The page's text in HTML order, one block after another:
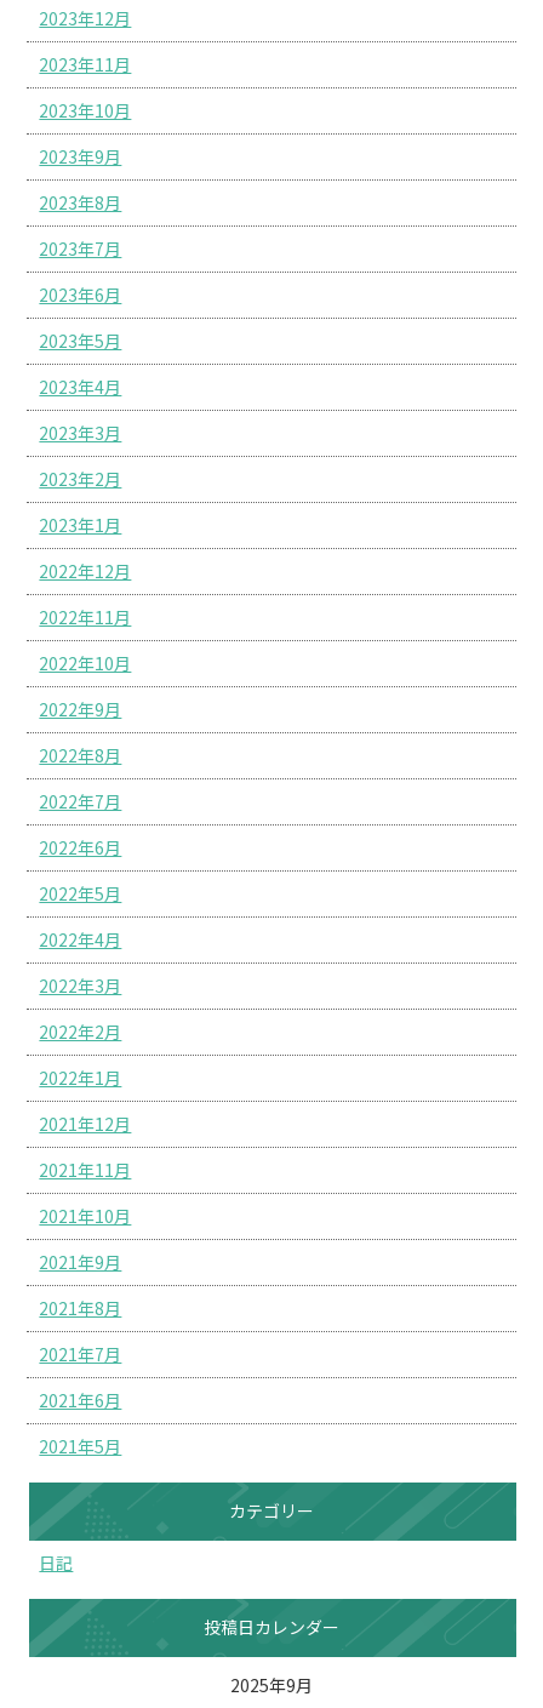
2023年12月
2023年11月
2023年10月
2023年9月
2023年8月
2023年7月
2023年6月
2023年5月
2023年4月
2023年3月
2023年2月
2023年1月
2022年12月
2022年11月
2022年10月
2022年9月
2022年8月
2022年7月
2022年6月
2022年5月
2022年4月
2022年3月
2022年2月
2022年1月
2021年12月
2021年11月
2021年10月
2021年9月
2021年8月
2021年7月
2021年6月
2021年5月
カテゴリー
日記
投稿日カレンダー
2025年9月